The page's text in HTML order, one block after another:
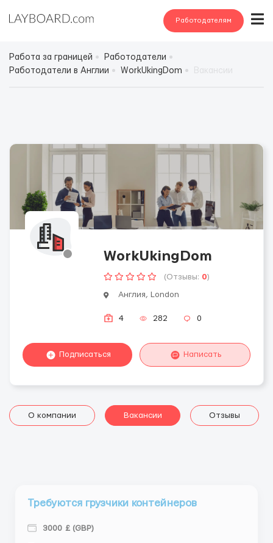
Работодателям
Работа за границей
Работодатели
Работодатели в Англии
WorkUkingDom
WorkUkingDom
(Отзывы: 0)
Англия, London
4 282 0
Подписаться Написать
О компании Вакансии Отзывы
Требуются грузчики контейнеров
3000 £ (GBP)